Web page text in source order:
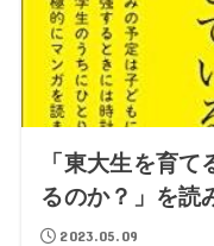
「東大生を育
るのか？」を読
2023.05.09